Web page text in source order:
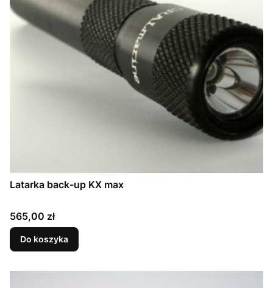
Latarka back-up KX max
Cena
565,00 zł
Do koszyka